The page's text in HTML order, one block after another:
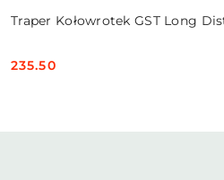
Traper Kołowrotek GST Long
Cena:
235.50